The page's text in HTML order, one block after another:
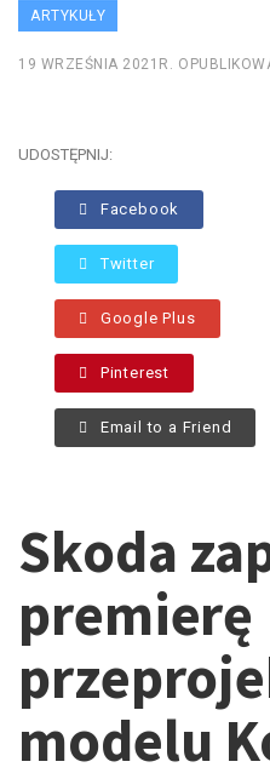
ARTYKUŁY
19 WRZEŚNIA 2021R.
UDOSTĘPNIJ:
Facebook
Twitter
Google Plus
Pinterest
Email to a Friend
Skoda
premierę
modelu